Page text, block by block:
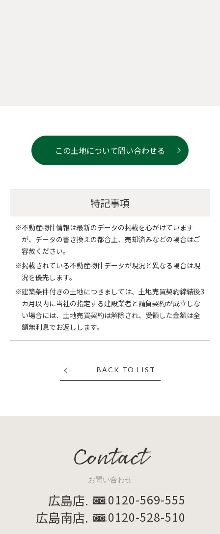
この土地について問い合わせる
特記事項
※不動産物件情報は最新のデータの掲載を心がけています
が、データの書き換えの都合上、売却済みなどの場合はご
容赦ください。
※掲載されている不動産物件データが現況と異なる場合は現
況を優先します。
※建築条件付きの土地につきましては、土地売買契約締結後3
カ月以内に当社の指定する建設業者と請負契約が成立しな
い場合には、土地売買契約は解除され、受領した金額は全
額無利息でお返しします。
BACK TO LIST
Contact
お問い合わせ
広島店. 0120-569-555
広島南店. 0120-528-510